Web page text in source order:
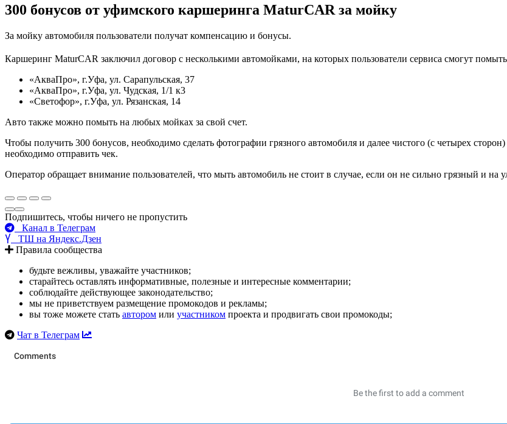
300 бонусов от уфимского каршеринга MaturCAR за мойку
За мойку автомобиля пользователи получат компенсацию и бонусы.
Каршеринг MaturCAR заключил договор с несколькими автомойками, на которых пользователи сервиса смогут
«АкваПро», г.Уфа, ул. Сарапульская, 37
«АкваПро», г.Уфа, ул. Чудская, 1/1 к3
«Светофор», г.Уфа, ул. Рязанская, 14
Авто также можно помыть на любых мойках за свой счет.
Чтобы получить 300 бонусов, необходимо сделать фотографии грязного автомобиля и далее чистого (с четырех
необходимо отправить чек.
Оператор обращает внимание пользователей, что мыть автомобиль не стоит в случае, если он не сильно грязный и на
Подпишитесь, чтобы ничего не пропустить
Канал в Телеграм
ТШ на Яндекс.Дзен
Правила сообщества
будьте вежливы, уважайте участников;
старайтесь оставлять информативные, полезные и интересные комментарии;
соблюдайте действующее законодательство;
мы не приветствуем размещение промокодов и рекламы;
вы тоже можете стать автором или участником проекта и продвигать свои промокоды;
Чат в Телеграм